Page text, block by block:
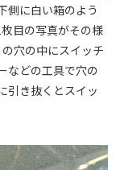
側に白い箱のよう
目の写真がその様
穴の中にスイッチ
などの工具で穴の
引き抜くとスイッ